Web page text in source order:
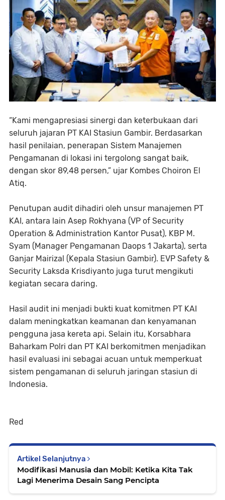
“Kami mengapresiasi sinergi dan keterbukaan dari
seluruh jajaran PT KAI Stasiun Gambir. Berdasarkan
hasil penilaian, penerapan Sistem Manajemen
Pengamanan di lokasi ini tergolong sangat baik,
dengan skor 89,48 persen,” ujar Kombes Choiron El
Atiq.
Penutupan audit dihadiri oleh unsur manajemen PT
KAI, antara lain Asep Rokhyana (VP of Security
Operation & Administration Kantor Pusat), KBP M.
Syam (Manager Pengamanan Daops 1 Jakarta), serta
Ganjar Mairizal (Kepala Stasiun Gambir). EVP Safety &
Security Laksda Krisdiyanto juga turut mengikuti
kegiatan secara daring.
Hasil audit ini menjadi bukti kuat komitmen PT KAI
dalam meningkatkan keamanan dan kenyamanan
pengguna jasa kereta api. Selain itu, Korsabhara
Baharkam Polri dan PT KAI berkomitmen menjadikan
hasil evaluasi ini sebagai acuan untuk memperkuat
sistem pengamanan di seluruh jaringan stasiun di
Indonesia.
Red
Artikel Selanjutnya
Modifikasi Manusia dan Mobil: Ketika Kita Tak
Lagi Menerima Desain Sang Pencipta